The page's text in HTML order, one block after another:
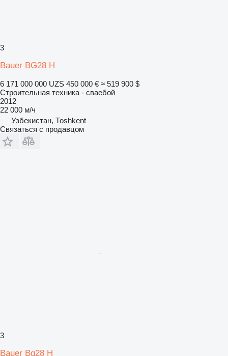
3
Bauer BG28 H
6 171 000 000 UZS 450 000 € ≈ 519 900 $
Строительная техника - сваебой
2012
22 000 м/ч
Узбекистан, Тоshkent
Связаться с продавцом
3
Bauer Bg28 H